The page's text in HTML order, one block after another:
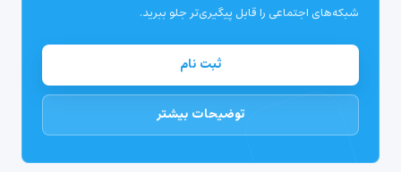
شبکه‌های اجتماعی را قابل پیگیری‌تر جلو ببرید.
ثبت نام
توضیحات بیشتر